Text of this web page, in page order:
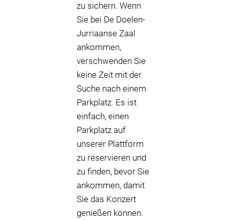
zu sichern. Wenn
Sie bei De Doelen-
Jurriaanse Zaal
ankommen,
verschwenden Sie
keine Zeit mit der
Suche nach einem
Parkplatz. Es ist
einfach, einen
Parkplatz auf
unserer Plattform
zu reservieren und
zu finden, bevor Sie
ankommen, damit
Sie das Konzert
genießen können.